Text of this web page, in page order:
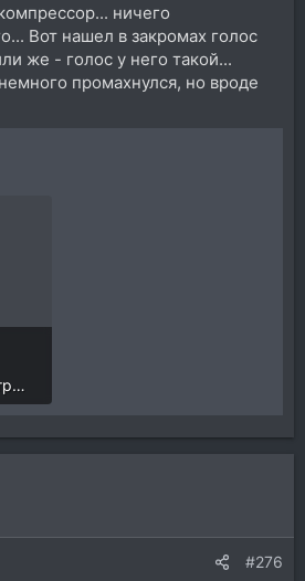
ничего
Вот нашел в закромах голос
же - голос у него такой...
промахнулся, но вроде
131,5 KB · Просмотры: 265
#276